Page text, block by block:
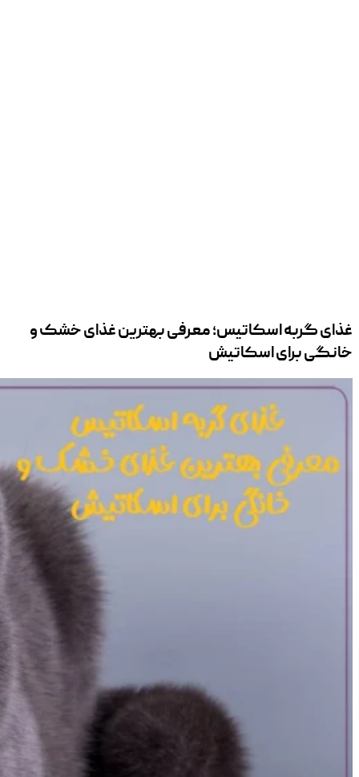
غذای گربه اسکاتیس؛ معرفی بهترین غذای خشک و
خانگی برای اسکاتیش